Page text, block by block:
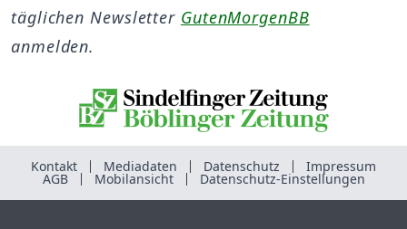
täglichen Newsletter GutenMorgenBB
anmelden.
Kontakt Mediadaten Datenschutz Impressum
AGB Mobilansicht Datenschutz-Einstellungen